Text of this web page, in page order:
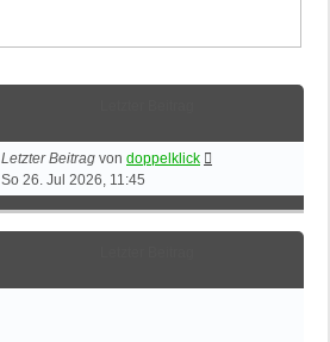
Letzter Beitrag von doppelklick
So 26. Jul 2026, 11:45